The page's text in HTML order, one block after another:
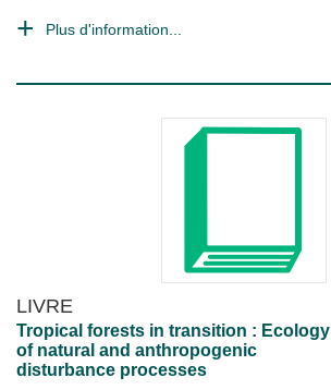
Plus d'information...
LIVRE
Tropical forests in transition : Ecology
of natural and anthropogenic
disturbance processes